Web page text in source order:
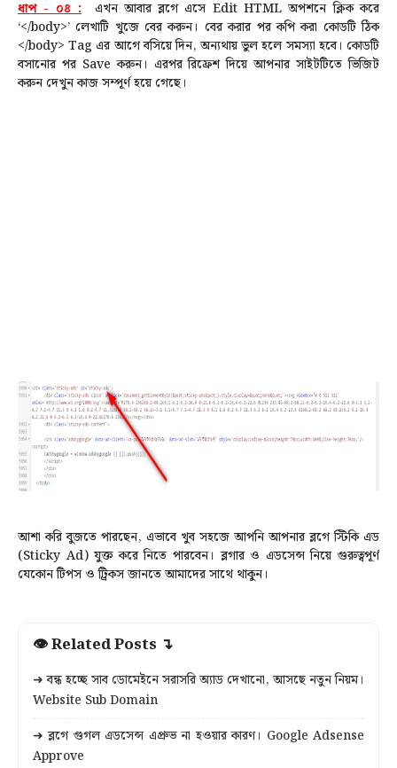
ধাপ - ০৪ :
এখন আবার ব্লগে এসে Edit HTML অপশনে ক্লিক করে
‘</body>’ লেখাটি খুজে বের করুন। বের করার পর কপি করা কোডটি ঠিক
</body> Tag এর আগে বসিয়ে দিন, অন্যথায় ভুল হলে সমস্যা হবে। কোডটি
বসানোর পর Save করুন। এরপর রিফ্রেশ দিয়ে আপনার সাইটটিতে ভিজিট
করুন দেখুন কাজ সম্পূর্ণ হয়ে গেছে।
আশা করি বুজতে পারছেন, এভাবে খুব সহজে আপনি আপনার ব্লগে স্টিকি এড
(Sticky Ad) যুক্ত করে নিতে পারবেন। ব্লগার ও এডসেন্স নিয়ে গুরুত্বপূর্ণ
যেকোন টিপস ও ট্রিকস জানতে আমাদের সাথে থাকুন।
👁 Related Posts ↴
➜ বন্ধ হচ্ছে সাব ডোমেইনে সরাসরি অ্যাড দেখানো, আসছে নতুন নিয়ম।
Website Sub Domain
➜ ব্লগে গুগল এডসেন্স এপ্রুভ না হওয়ার কারণ। Google Adsense
Approve